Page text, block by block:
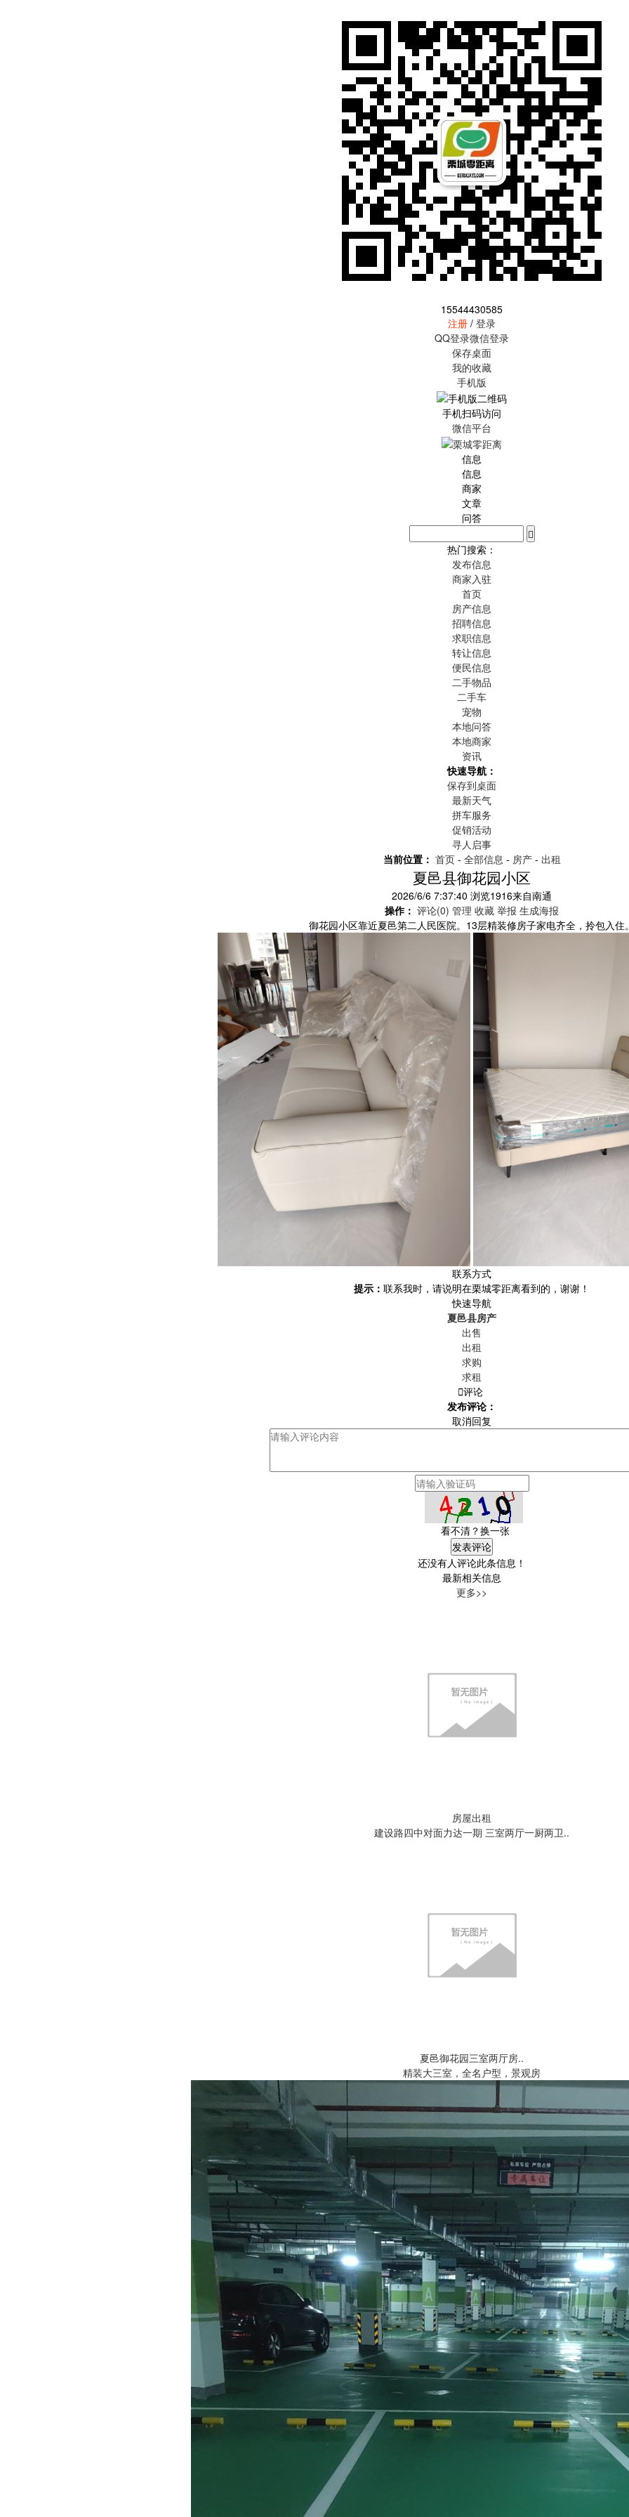
15544430585
注册 / 登录
QQ登录微信登录
保存桌面
我的收藏
手机版
手机扫码访问
微信平台
信息
信息
商家
文章
问答
热门搜索：
发布信息
商家入驻
首页
房产信息
招聘信息
求职信息
转让信息
便民信息
二手物品
二手车
宠物
本地问答
本地商家
资讯
快速导航：
保存到桌面
最新天气
拼车服务
促销活动
寻人启事
当前位置： 首页- 全部信息 - 房产- 出租
夏邑县御花园小区
2026/6/6 7:37:40 浏览1916来自南通
操作： 评论(0) 管理 收藏 举报 生成海报
御花园小区靠近夏邑第二人民医院。13层精装修房子家电齐全，拎包入住
联系方式
提示： 联系我时，请说明在栗城零距离看到的，谢谢！
快速导航
夏邑县房产
出售
出租
求购
求租
评论
发布评论：
取消回复
看不清？换一张
还没有人评论此条信息！
最新相关信息
更多>>
房屋出租
建设路四中对面力达一期 三室两厅一厨两卫..
夏邑御花园三室两厅房..
精装大三室，全名户型，景观房